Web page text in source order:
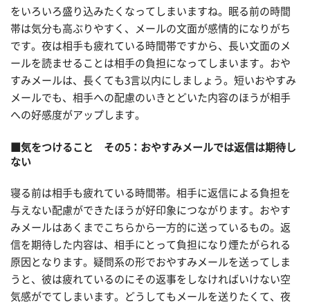
をいろいろ盛り込みたくなってしまいますね。眠る前の時間
帯は気分も高ぶりやすく、メールの文面が感情的になりがち
です。夜は相手も疲れている時間帯ですから、長い文面のメ
ールを読ませることは相手の負担になってしまいます。おや
すみメールは、長くても3言以内にしましょう。短いおやすみ
メールでも、相手への配慮のいきとどいた内容のほうが相手
への好感度がアップします。
■気をつけること その5：おやすみメールでは返信は期待し
ない
寝る前は相手も疲れている時間帯。相手に返信による負担を
与えない配慮ができたほうが好印象につながります。おやす
みメールはあくまでこちらから一方的に送っているもの。返
信を期待した内容は、相手にとって負担になり煙たがられる
原因となります。疑問系の形でおやすみメールを送ってしま
うと、彼は疲れているのにその返事をしなければいけない空
気感がでてしまいます。どうしてもメールを送りたくて、夜